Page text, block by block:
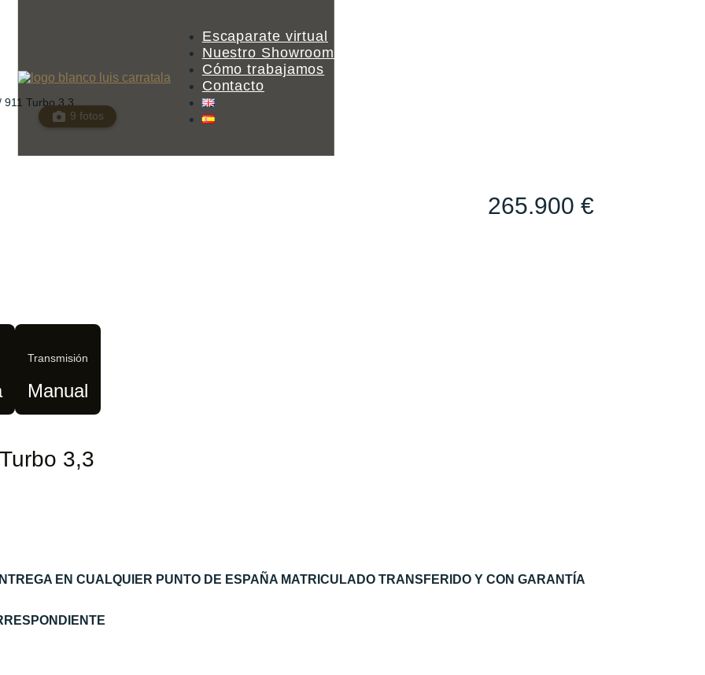
Escaparate virtual
Nuestro Showroom
Cómo trabajamos
Contacto
911 Turbo 3,3
9 fotos
265.900 €
Transmisión
Manual
3,3
EN CUALQUIER PUNTO DE ESPAÑA MATRICULADO TRANSFERIDO Y CON GARANTÍA